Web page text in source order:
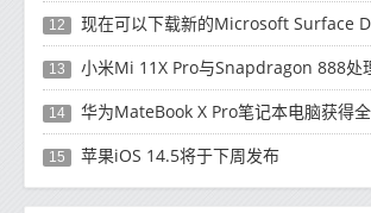
12 现在可以下载新的Microsoft Surface
13 小米Mi 11X Pro与Snapdragon 888处
14 华为MateBook X Pro笔记本电脑获得
15 苹果iOS 14.5将于下周发布